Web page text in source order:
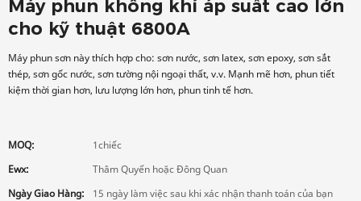
Máy phun không khí áp suất cao lớn
cho kỹ thuật 6800A
Máy phun sơn này thích hợp cho: sơn nước, sơn latex, sơn epoxy, sơn sắt
thép, sơn gốc nước, sơn tường nội ngoại thất, v.v. Mạnh mẽ hơn, phun tiết
kiệm thời gian hơn, lưu lượng lớn hơn, phun tinh tế hơn.
MOQ:
1chiếc
Ewx:
Thâm Quyến hoặc Đông Quan
Ngày Giao Hàng:
15 ngày làm việc sau khi xác nhận thanh toán của bạn